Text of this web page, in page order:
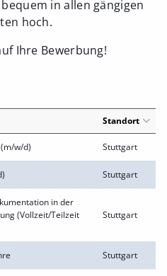
in allen gängigen
hoch.
Ihre Bewerbung!
Standort
w/d) Stuttgart
Stuttgart
in der
(Vollzeit/Teilzeit
Stuttgart
Stuttgart